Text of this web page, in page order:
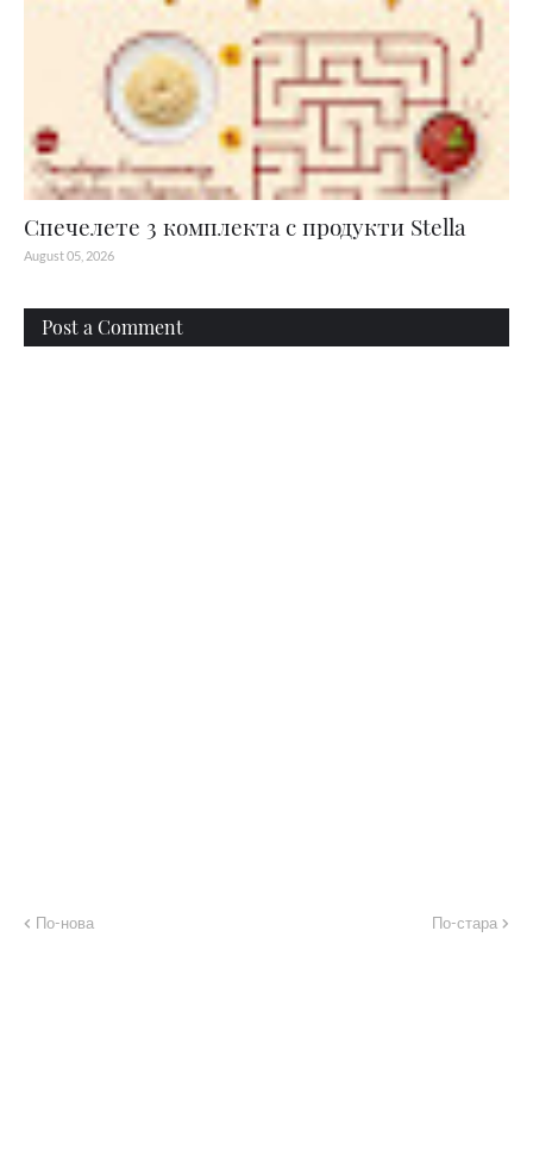
Спечелете 3 комплекта с продукти Stella
August 05, 2026
Post a Comment
По-нова По-стара